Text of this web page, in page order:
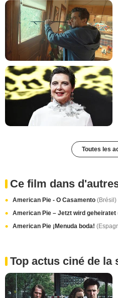
Toutes les
Ce film dans
American Pie - O Casamento (Brésil)
American Pie – Jetzt wird geheiratet
American Pie ¡Menuda boda!
Top actus ciné de la